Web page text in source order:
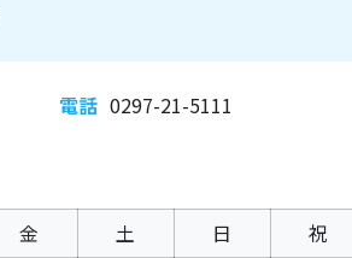
電話 0297-21-5111
金 土 日 祝